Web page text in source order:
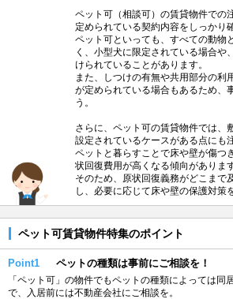
ペット可（相談可）の賃貸物件での
定められている契約内容をしっかり
ペット可といっても、すべての動物
く、小型犬に限定されている場合や
けられていることがあります。
また、しつけの有無や共用部分の利
が定められている場合もあるため、
う。
さらに、ペット可の賃貸物件では、
設定されているケースがある点にも
ペットと暮らすことで床や壁が傷つ
状回復費用が高くなる傾向がありま
そのため、原状回復義務がどこまで
し、必要に応じて床や壁の保護対策
ペット可賃貸物件特集のポイント
Point1 ペットの種類は事前にご相談を！
「ペット可」の物件でもペットの種類によっては同
で、入居前には不動産会社にご相談を。